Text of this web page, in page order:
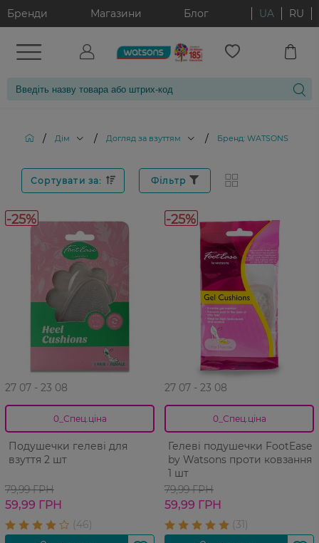
Бренди Магазини Блог UA RU
/ Дім / Догляд за взуттям / Бренд: WATSONS
Сортувати за: Фільтр
-25%
27 07 - 23 08
0_Спец.ціна
Подушечки гелеві для
взуття 2 шт
79,99 ГРН
59,99 ГРН
-25%
27 07 - 23 08
0_Спец.ціна
Гелеві подушечки FootEase
by Watsons проти ковзання
1 шт
79,99 ГРН
59,99 ГРН